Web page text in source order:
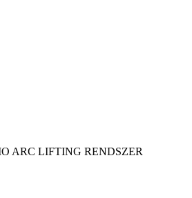
ARC LIFTING RENDSZER